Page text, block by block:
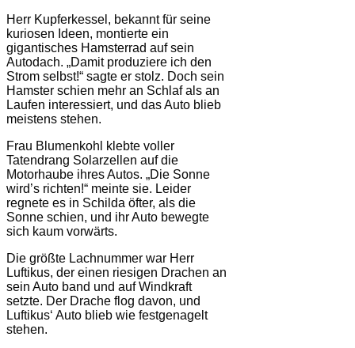
Herr Kupferkessel, bekannt für seine
kuriosen Ideen, montierte ein
gigantisches Hamsterrad auf sein
Autodach. „Damit produziere ich den
Strom selbst!“ sagte er stolz. Doch sein
Hamster schien mehr an Schlaf als an
Laufen interessiert, und das Auto blieb
meistens stehen.
Frau Blumenkohl klebte voller
Tatendrang Solarzellen auf die
Motorhaube ihres Autos. „Die Sonne
wird’s richten!“ meinte sie. Leider
regnete es in Schilda öfter, als die
Sonne schien, und ihr Auto bewegte
sich kaum vorwärts.
Die größte Lachnummer war Herr
Luftikus, der einen riesigen Drachen an
sein Auto band und auf Windkraft
setzte. Der Drache flog davon, und
Luftikus‘ Auto blieb wie festgenagelt
stehen.